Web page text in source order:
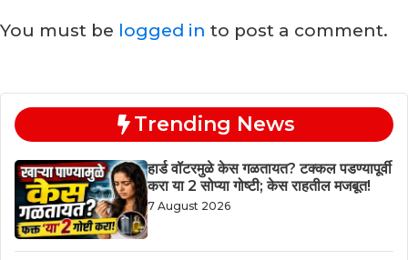
You must be logged in to post a comment.
Trending News
हार्ड वॉटरमुळे केस गळतायत? टक्कल पडण्यापूर्वी
करा या 2 सोप्या गोष्टी; केस राहतील मजबूत!
7 August 2026